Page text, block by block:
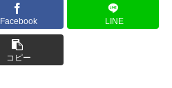
Facebook LINE
コピー